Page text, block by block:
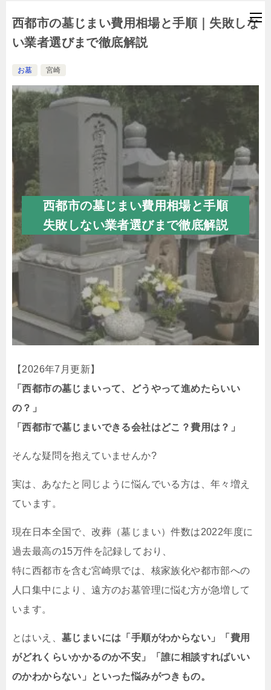
西都市の墓じまい費用相場と手順｜失敗しな
い業者選びまで徹底解説
お墓 宮崎
西都市の墓じまい費用相場と手順
失敗しない業者選びまで徹底解説
【2026年7月更新】
「西都市の墓じまいって、どうやって進めたらいい
の？」
「西都市で墓じまいできる会社はどこ？費用は？」
そんな疑問を抱えていませんか?
実は、あなたと同じように悩んでいる方は、年々増え
ています。
現在日本全国で、改葬（墓じまい）件数は2022年度に
過去最高の15万件を記録しており、
特に西都市を含む宮崎県では、核家族化や都市部への
人口集中により、遠方のお墓管理に悩む方が急増して
います。
とはいえ、 墓じまいには「手順がわからない」「費用
がどれくらいかかるのか不安」「誰に相談すればいい
のかわからない」といった悩みがつきもの。